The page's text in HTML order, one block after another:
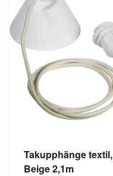
Takupphänge textil,
Beige 2,1m